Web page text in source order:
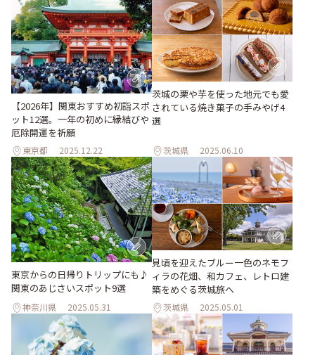
【2026年】関東おすすめ初詣スポ
ット12選。一年の初めに縁結びや
厄除開運を祈願
東京都 2025.12.22
茨城の栗や芋を使った地元でも愛
されている焼き菓子の手みやげ4
選
茨城県 2025.06.10
東京からの日帰りトリップにも♪
関東のあじさいスポット9選
神奈川県 2025.05.31
見頃を迎えたブルー一色のネモフ
ィラの花畑、和カフェ、レトロ建
築をめぐる茨城旅へ
茨城県 2025.05.01